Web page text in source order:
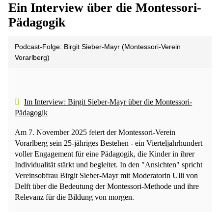
Ein Interview über die Montessori-
Pädagogik
Podcast-Folge: Birgit Sieber-Mayr (Montessori-Verein
Vorarlberg)
Im Interview: Birgit Sieber-Mayr über die Montessori-
Pädagogik
Am 7. November 2025 feiert der Montessori-Verein
Vorarlberg sein 25-jähriges Bestehen - ein Vierteljahrhundert
voller Engagement für eine Pädagogik, die Kinder in ihrer
Individualität stärkt und begleitet. In den "Ansichten" spricht
Vereinsobfrau Birgit Sieber-Mayr mit Moderatorin Ulli von
Delft über die Bedeutung der Montessori-Methode und ihre
Relevanz für die Bildung von morgen.